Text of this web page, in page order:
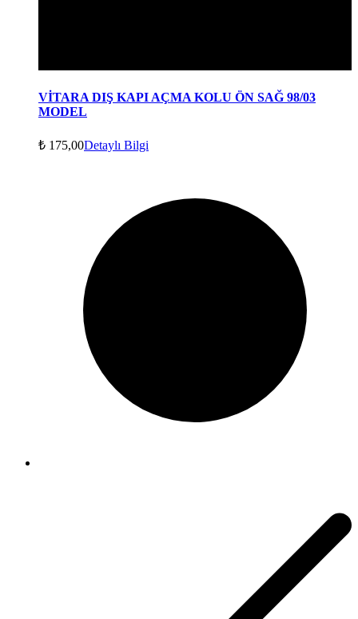
VİTARA DIŞ KAPI AÇMA KOLU ÖN SAĞ 98/03
MODEL
₺ 175,00Detaylı Bilgi